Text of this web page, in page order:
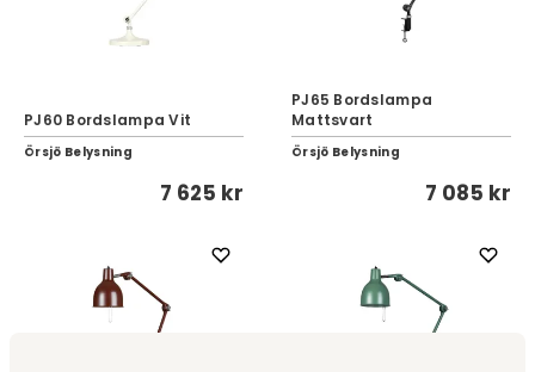
PJ60 Bordslampa Vit
Örsjö Belysning
7 625 kr
PJ65 Bordslampa
Mattsvart
Örsjö Belysning
7 085 kr